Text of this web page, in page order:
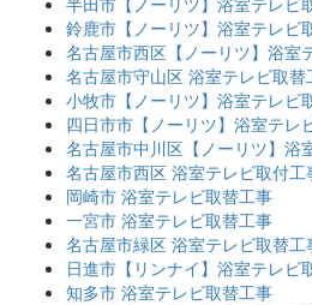
鈴鹿市【ノーリツ】浴室テレビ
名古屋市西区【ノーリツ】浴室
名古屋市守山区 浴室テレビ取替
小牧市【ノーリツ】浴室テレビ
四日市市【ノーリツ】浴室テレ
名古屋市中川区【ノーリツ】浴
名古屋市西区 浴室テレビ取付工
岡崎市 浴室テレビ取替工事
一宮市 浴室テレビ取替工事
名古屋市緑区 浴室テレビ取替工
日進市【リンナイ】浴室テレビ
知多市 浴室テレビ取替工事